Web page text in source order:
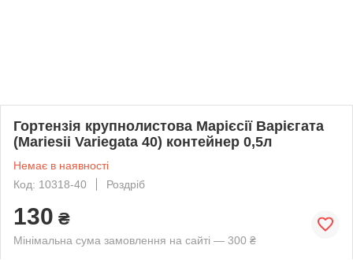
Гортензія крупнолистова Марієсії Варієгата
(Mariesii Variegata 40) контейнер 0,5л
Немає в наявності
Код: 10318-40
Роздріб
130 ₴
Мінімальна сума замовлення на сайті — 300 ₴